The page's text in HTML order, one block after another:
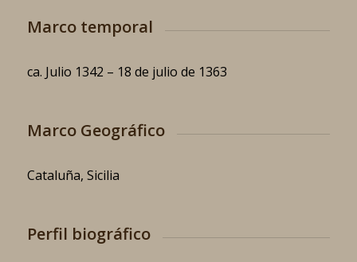
Marco temporal
ca. Julio 1342 – 18 de julio de 1363
Marco Geográfico
Cataluña, Sicilia
Perfil biográfico